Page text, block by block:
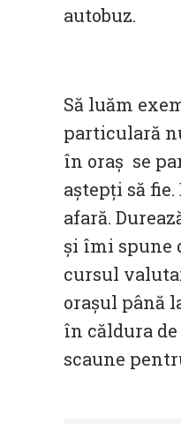
autobuz.
Să luăm
particulară
în oraș se
aștepți să
afară.
și îmi spune
cursul
orașul până
în căldura
scaune